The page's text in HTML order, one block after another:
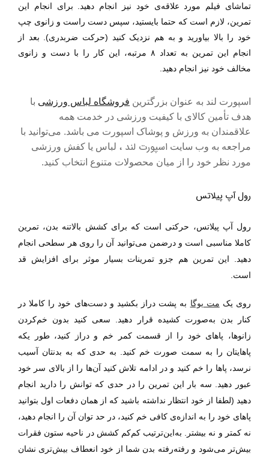
تماشا‌ی فیلم مورد علاقه‌ی خود نیز انجام دهید.
برای انجام این
تمرین، لازم است که حتما بایستید، سپس دست راست و زانو‌ی چپ
خود را بالا بیاورید و به هم نزدیک کنید (حرکت ضربدری). بعد از
انجام این تمرین به تعداد ۸ مرتبه، این کار را با دست و زانو‌ی
مخالف خود نیز انجام دهید.
اسپورت لند به عنوان بزرگترین فروشگاه لباس ورزشی با
هدف تأمین کالای با کیفیت ورزشی در خدمت همه
علاقمندان به ورزش و پوشاک اسپورت می باشد. می‌توانید با
مراجعه به وب سایت اسپورت لند ، لباس یا کفش ورزشی
مورد نظر خود را از میان محصولات متنوع انتخاب کنید.
رول آپ پیلاتس
رول آپ پیلاتس، حرکتی است که برای کشش بالا‌تنه بدن، تمرین
کاملا مناسبی است و در‌ضمن می‌توانید آن را روی هر سطحی انجام
دهید. این تمرین هم جزو تمرینات بسیار موثر برای افزایش قد
است.
روی یک مت یوگا به پشت دراز بکشید و دست‌ها‌ی خود را کاملا در
کنار بدن به‌صورت کشیده قرار دهید. سعی کنید بدون خم‌کردن
زانوها، پا‌ها‌ی خود را از قسمت کمر خم و دراز کنید، طور یکه
پا‌ها‌یتان را به سمت صورت خم کنید. به حدی که به بدنتان آسیب
نرسد، پا‌ها را خم کنید و در ادامه تلاش کنید آن‌ها را از بالای سر خود
عبور دهید. سه بار این تمرین را در حدی که توانش را دارید انجام
دهید (لطفا از خود انتظار نداشته باشید که از همان دفعات اول بتوانید
پا‌ها‌ی خود را به اندازه‌ی کافی خم کنید، در حد توان آن را انجام دهید،
نه کمتر و نه بیشتر. به‌این‌ترتیب کم‌کم کشش در ناحیه ستون فقرات
بیش‌تر می‌شود و رفته‌رفته بدن شما از خود انعطاف بیش‌تری نشان